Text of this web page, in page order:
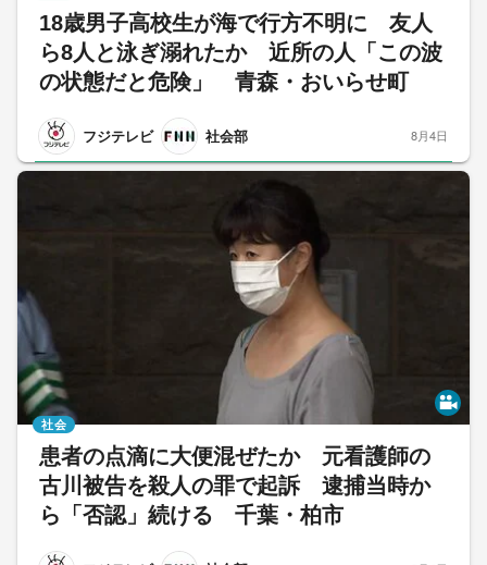
18歳男子高校生が海で行方不明に 友人
ら8人と泳ぎ溺れたか 近所の人「この波
の状態だと危険」 青森・おいらせ町
フジテレビ 社会部 8月4日
患者の点滴に大便混ぜたか 元看護師の
古川被告を殺人の罪で起訴 逮捕当時か
ら「否認」続ける 千葉・柏市
社会